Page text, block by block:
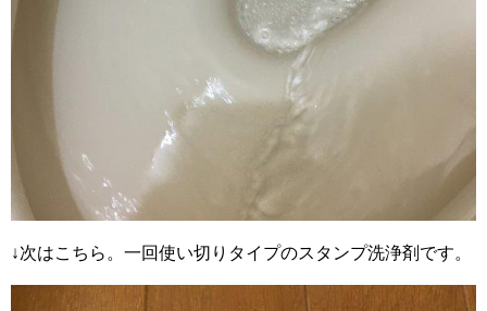
↓次はこちら。一回使い切りタイプのスタンプ洗浄剤です。